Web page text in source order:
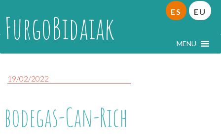
FurgoBidaiak MENU
ES EU
19/02/2022
bodegas-Can-Rich